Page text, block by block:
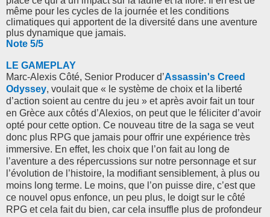
même pour les cycles de la journée et les conditions
climatiques qui apportent de la diversité dans une aventure
plus dynamique que jamais.
Note 5/5
LE GAMEPLAY
Marc-Alexis Côté, Senior Producer d’Assassin's Creed
Odyssey, voulait que « le système de choix et la liberté
d’action soient au centre du jeu » et après avoir fait un tour
en Grèce aux côtés d’Alexios, on peut que le féliciter d’avoir
opté pour cette option. Ce nouveau titre de la saga se veut
donc plus RPG que jamais pour offrir une expérience très
immersive. En effet, les choix que l’on fait au long de
l’aventure a des répercussions sur notre personnage et sur
l’évolution de l’histoire, la modifiant sensiblement, à plus ou
moins long terme. Le moins, que l’on puisse dire, c’est que
ce nouvel opus enfonce, un peu plus, le doigt sur le côté
RPG et cela fait du bien, car cela insuffle plus de profondeur